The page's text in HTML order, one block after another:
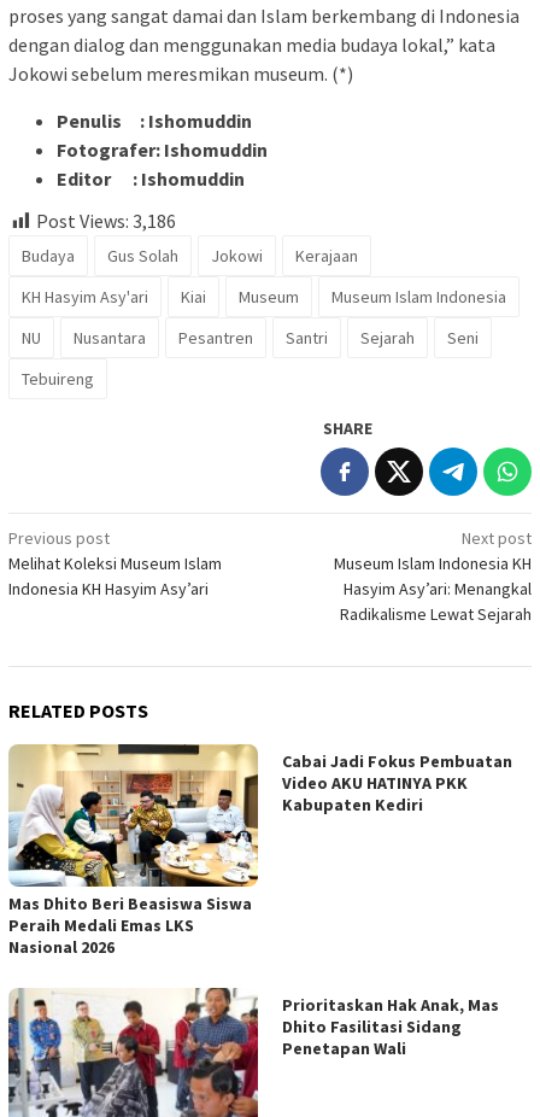
proses yang sangat damai dan Islam berkembang di Indonesia
dengan dialog dan menggunakan media budaya lokal,” kata
Jokowi sebelum meresmikan museum. (*)
Penulis : Ishomuddin
Fotografer: Ishomuddin
Editor : Ishomuddin
Post Views: 3,186
Budaya Gus Solah Jokowi
Kerajaan
KH Hasyim Asy'ari
Kiai Museum
Museum Islam Indonesia
NU
Nusantara Pesantren Santri Sejarah
Seni
Tebuireng
SHARE
Post
navigation
Previous post
Melihat Koleksi Museum Islam
Indonesia KH Hasyim Asy’ari
Next post
Museum Islam Indonesia KH
Hasyim Asy’ari: Menangkal
Radikalisme Lewat Sejarah
RELATED POSTS
Mas Dhito Beri Beasiswa Siswa
Peraih Medali Emas LKS
Nasional 2026
Cabai Jadi Fokus Pembuatan
Video AKU HATINYA PKK
Kabupaten Kediri
Prioritaskan Hak Anak, Mas
Dhito Fasilitasi Sidang
Penetapan Wali